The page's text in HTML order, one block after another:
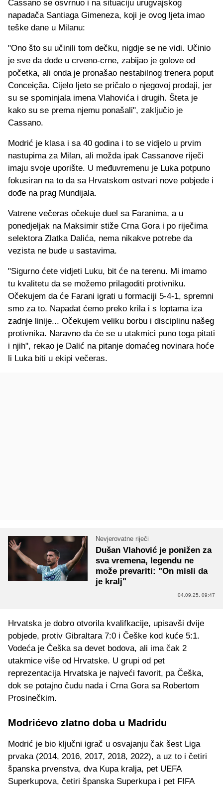
Cassano se osvrnuo i na situaciju urugvajskog
napadača Santiaga Gimeneza, koji je ovog ljeta imao
teške dane u Milanu:
"Ono što su učinili tom dečku, nigdje se ne vidi. Učinio
je sve da dođe u crveno-crne, zabijao je golove od
početka, ali onda je pronašao nestabilnog trenera poput
Conceiçãa. Cijelo ljeto se pričalo o njegovoj prodaji, jer
su se spominjala imena Vlahovića i drugih. Šteta je
kako su se prema njemu ponašali", zaključio je
Cassano.
Modrić je klasa i sa 40 godina i to se vidjelo u prvim
nastupima za Milan, ali možda ipak Cassanove riječi
imaju svoje uporište. U međuvremenu je Luka potpuno
fokusiran na to da sa Hrvatskom ostvari nove pobjede i
dođe na prag Mundijala.
Vatrene večeras očekuje duel sa Faranima, a u
ponedjeljak na Maksimir stiže Crna Gora i po riječima
selektora Zlatka Dalića, nema nikakve potrebe da
vezista ne bude u sastavima.
"Sigurno ćete vidjeti Luku, bit će na terenu. Mi imamo
tu kvalitetu da se možemo prilagoditi protivniku.
Očekujem da će Farani igrati u formaciji 5-4-1, spremni
smo za to. Napadat ćemo preko krila i s loptama iza
zadnje linije... Očekujem veliku borbu i disciplinu našeg
protivnika. Naravno da će se u utakmici puno toga pitati
i njih", rekao je Dalić na pitanje domaćeg novinara hoće
li Luka biti u ekipi večeras.
Nevjerovatne riječi
Dušan Vlahović je ponižen za
sva vremena, legendu ne
može prevariti: "On misli da
je kralj"
04.09.25. 09:47
Hrvatska je dobro otvorila kvalifkacije, upisavši dvije
pobjede, protiv Gibraltara 7:0 i Češke kod kuće 5:1.
Vodeća je Češka sa devet bodova, ali ima čak 2
utakmice više od Hrvatske. U grupi od pet
reprezentacija Hrvatska je najveći favorit, pa Češka,
dok se potajno čudu nada i Crna Gora sa Robertom
Prosinečkim.
Modrićevo zlatno doba u Madridu
Modrić je bio ključni igrač u osvajanju čak šest Liga
prvaka (2014, 2016, 2017, 2018, 2022), a uz to i četiri
španska prvenstva, dva Kupa kralja, pet UEFA
Superkupova, četiri španska Superkupa i pet FIFA